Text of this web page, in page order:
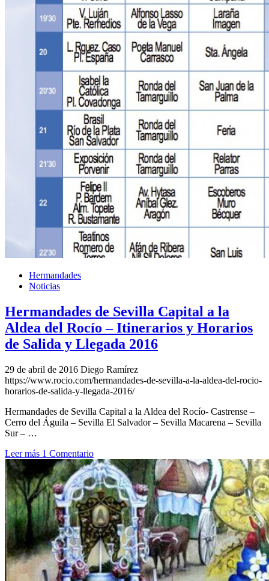
Hermandades
Noticias
Hermandades de Sevilla Capital a la
Aldea del Rocío – Itinerarios y Horarios
de Salida y Llegada 2016
29 de abril de 2016 Diego Ramírez
https://www.rocio.com/hermandades-de-sevilla-a-la-aldea-del-rocio-
horarios-de-salida-y-llegada-2016/
Hermandades de Sevilla Capital a la Aldea del Rocío- Castrense –
Cerro del Águila – Sevilla El Salvador – Sevilla Macarena – Sevilla
Sur – …
Leer más 1 Comentario